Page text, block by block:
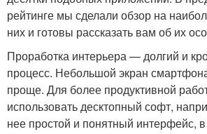
рейтинге мы сделали обзор на
них и готовы рассказать вам об их
Проработка интерьера — долгий и
процесс. Небольшой экран
проще. Для более продуктивной
использовать десктопный софт,
нее простой и понятный интерфейс,